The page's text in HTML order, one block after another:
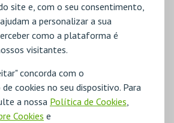
site e, com o seu consentimento,
a personalizar a sua
como a plataforma é
visitantes.
concorda com o
cookies no seu dispositivo. Para
a nossa Política de Cookies,
Cookies e